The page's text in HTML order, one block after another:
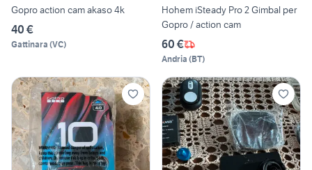
Gopro action cam akaso 4k
40 €
Gattinara (VC)
Hohem iSteady Pro 2 Gimbal per
Gopro / action cam
60 €
Andria (BT)